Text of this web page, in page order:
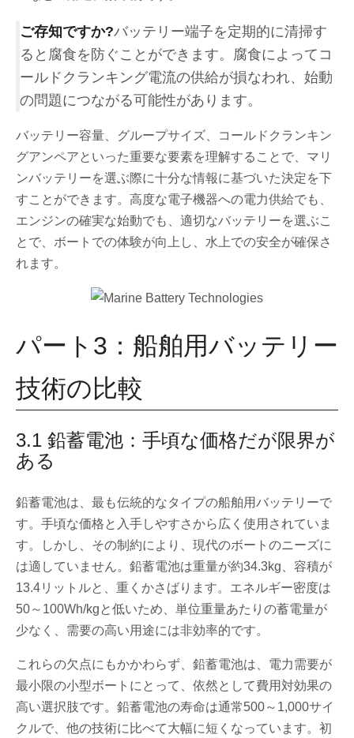
ご存知ですか?バッテリー端子を定期的に清掃す
ると腐食を防ぐことができます。腐食によってコ
ールドクランキング電流の供給が損なわれ、始動
の問題につながる可能性があります。
バッテリー容量、グループサイズ、コールドクランキン
グアンペアといった重要な要素を理解することで、マリ
ンバッテリーを選ぶ際に十分な情報に基づいた決定を下
すことができます。高度な電子機器への電力供給でも、
エンジンの確実な始動でも、適切なバッテリーを選ぶこ
とで、ボートでの体験が向上し、水上での安全が確保さ
れます。
パート3：船舶用バッテリー
技術の比較
3.1 鉛蓄電池：手頃な価格だが限界が
ある
鉛蓄電池は、最も伝統的なタイプの船舶用バッテリーで
す。手頃な価格と入手しやすさから広く使用されていま
す。しかし、その制約により、現代のボートのニーズに
は適していません。鉛蓄電池は重量が約34.3kg、容積が
13.4リットルと、重くかさばります。エネルギー密度は
50～100Wh/kgと低いため、単位重量あたりの蓄電量が
少なく、需要の高い用途には非効率的です。
これらの欠点にもかかわらず、鉛蓄電池は、電力需要が
最小限の小型ボートにとって、依然として費用対効果の
高い選択肢です。鉛蓄電池の寿命は通常500～1,000サイ
クルで、他の技術に比べて大幅に短くなっています。初